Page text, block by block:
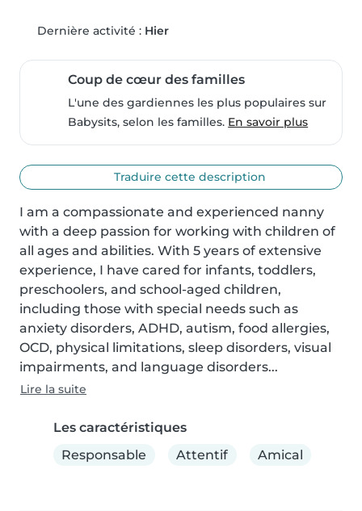
Dernière activité : Hier
Coup de cœur des familles
L'une des gardiennes les plus populaires sur
Babysits, selon les familles. En savoir plus
Traduire cette description
I am a compassionate and experienced nanny
with a deep passion for working with children of
all ages and abilities. With 5 years of extensive
experience, I have cared for infants, toddlers,
preschoolers, and school-aged children,
including those with special needs such as
anxiety disorders, ADHD, autism, food allergies,
OCD, physical limitations, sleep disorders, visual
impairments, and language disorders...
Lire la suite
Les caractéristiques
Responsable
Attentif Amical